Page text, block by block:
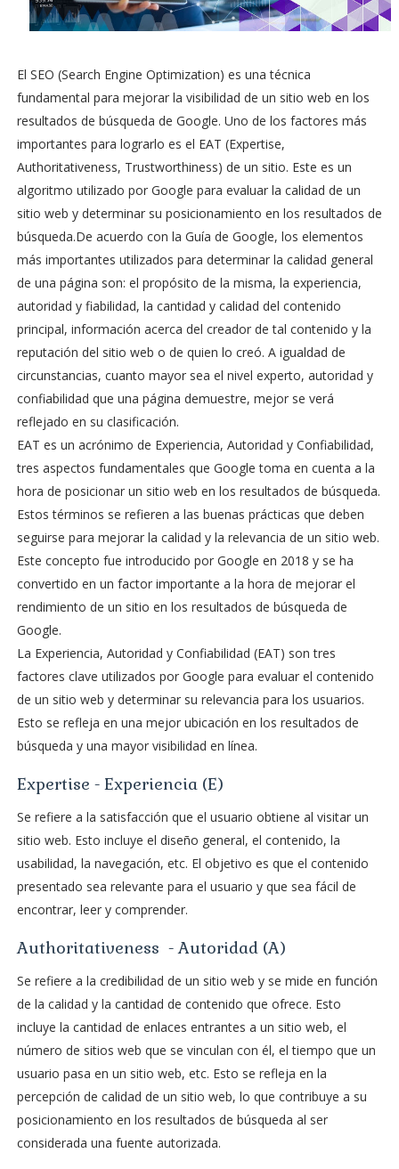
El SEO (Search Engine Optimization) es una técnica
fundamental para mejorar la visibilidad de un sitio web en los
resultados de búsqueda de Google. Uno de los factores más
importantes para lograrlo es el EAT (Expertise,
Authoritativeness, Trustworthiness) de un sitio. Este es un
algoritmo utilizado por Google para evaluar la calidad de un
sitio web y determinar su posicionamiento en los resultados de
búsqueda.De acuerdo con la Guía de Google, los elementos
más importantes utilizados para determinar la calidad general
de una página son: el propósito de la misma, la experiencia,
autoridad y fiabilidad, la cantidad y calidad del contenido
principal, información acerca del creador de tal contenido y la
reputación del sitio web o de quien lo creó. A igualdad de
circunstancias, cuanto mayor sea el nivel experto, autoridad y
confiabilidad que una página demuestre, mejor se verá
reflejado en su clasificación.
EAT es un acrónimo de Experiencia, Autoridad y Confiabilidad,
tres aspectos fundamentales que Google toma en cuenta a la
hora de posicionar un sitio web en los resultados de búsqueda.
Estos términos se refieren a las buenas prácticas que deben
seguirse para mejorar la calidad y la relevancia de un sitio web.
Este concepto fue introducido por Google en 2018 y se ha
convertido en un factor importante a la hora de mejorar el
rendimiento de un sitio en los resultados de búsqueda de
Google.
La Experiencia, Autoridad y Confiabilidad (EAT) son tres
factores clave utilizados por Google para evaluar el contenido
de un sitio web y determinar su relevancia para los usuarios.
Esto se refleja en una mejor ubicación en los resultados de
búsqueda y una mayor visibilidad en línea.
Expertise - Experiencia (E)
Se refiere a la satisfacción que el usuario obtiene al visitar un
sitio web. Esto incluye el diseño general, el contenido, la
usabilidad, la navegación, etc. El objetivo es que el contenido
presentado sea relevante para el usuario y que sea fácil de
encontrar, leer y comprender.
Authoritativeness - Autoridad (A)
Se refiere a la credibilidad de un sitio web y se mide en función
de la calidad y la cantidad de contenido que ofrece. Esto
incluye la cantidad de enlaces entrantes a un sitio web, el
número de sitios web que se vinculan con él, el tiempo que un
usuario pasa en un sitio web, etc. Esto se refleja en la
percepción de calidad de un sitio web, lo que contribuye a su
posicionamiento en los resultados de búsqueda al ser
considerada una fuente autorizada.